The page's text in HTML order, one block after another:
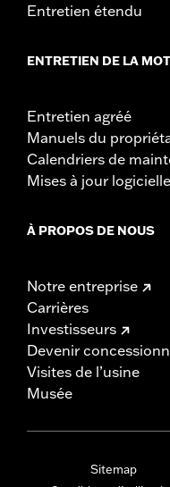
Entretien étendu
ENTRETIEN DE LA
Entretien agréé
Manuels du
Calendriers de
Mises à jour
À PROPOS DE NOUS
Notre entreprise
Carrières
Investisseurs
Devenir
Visites de l’usine
Musée
Sitemap